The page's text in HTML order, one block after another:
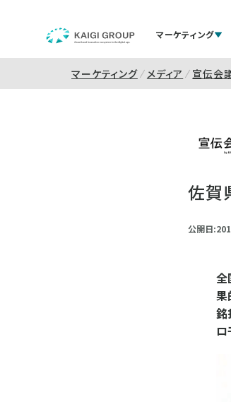
マーケティング
マーケティング メディア 宣伝会
佐賀
公開日
全
果
銘